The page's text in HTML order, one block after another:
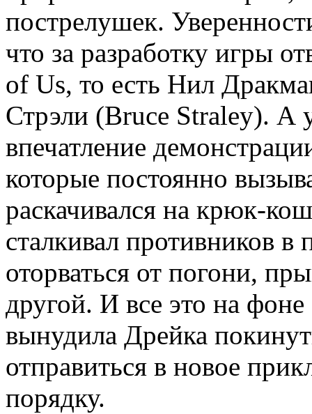
пострелушек.
что за разработку игры
of Us, то есть Нил
Стрэли (Bruce Straley). А
впечатление
которые постоянно
раскачивался на крюк-
сталкивал противников в
оторваться от погони,
другой. И все это на
вынудила Дрейка
отправиться в новое
порядку.